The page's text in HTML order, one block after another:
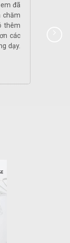
đã
chăm
thêm
các
dạy.